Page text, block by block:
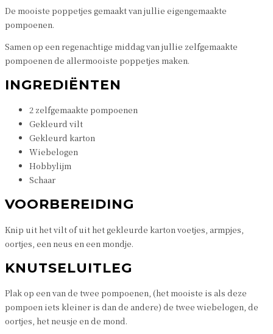
De mooiste poppetjes gemaakt van jullie eigengemaakte
pompoenen.
Samen op een regenachtige middag van jullie zelfgemaakte
pompoenen de allermooiste poppetjes maken.
INGREDIËNTEN
2 zelfgemaakte pompoenen
Gekleurd vilt
Gekleurd karton
Wiebelogen
Hobbylijm
Schaar
VOORBEREIDING
Knip uit het vilt of uit het gekleurde karton voetjes, armpjes,
oortjes, een neus en een mondje.
KNUTSELUITLEG
Plak op een van de twee pompoenen, (het mooiste is als deze
pompoen iets kleiner is dan de andere) de twee wiebelogen, de
oortjes, het neusje en de mond.